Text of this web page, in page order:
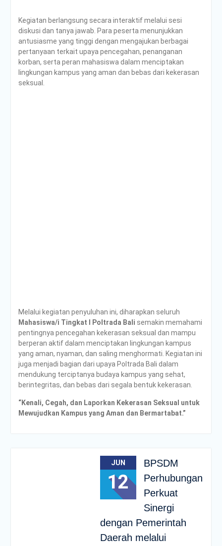
Kegiatan berlangsung secara interaktif melalui sesi
diskusi dan tanya jawab. Para peserta menunjukkan
antusiasme yang tinggi dengan mengajukan berbagai
pertanyaan terkait upaya pencegahan, penanganan
korban, serta peran mahasiswa dalam menciptakan
lingkungan kampus yang aman dan bebas dari kekerasan
seksual.
Melalui kegiatan penyuluhan ini, diharapkan seluruh
Mahasiswa/i Tingkat I Poltrada Bali semakin memahami
pentingnya pencegahan kekerasan seksual dan mampu
berperan aktif dalam menciptakan lingkungan kampus
yang aman, nyaman, dan saling menghormati. Kegiatan ini
juga menjadi bagian dari upaya Poltrada Bali dalam
mendukung terciptanya budaya kampus yang sehat,
berintegritas, dan bebas dari segala bentuk kekerasan.
“Kenali, Cegah, dan Laporkan Kekerasan Seksual untuk
Mewujudkan Kampus yang Aman dan Bermartabat.”
JUN
12
BPSDM
Perhubungan
Perkuat
Sinergi
dengan Pemerintah
Daerah melalui